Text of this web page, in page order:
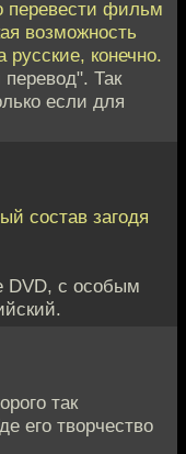
перевести фильм
возможность
русские, конечно.
Так
если для
состав загодя
DVD, с особым
так
его творчество